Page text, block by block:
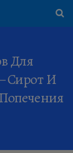
Для
Сирот И